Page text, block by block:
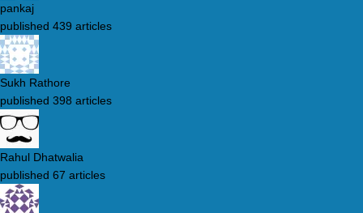
pankaj
published 439 articles
Sukh Rathore
published 398 articles
Rahul Dhatwalia
published 67 articles